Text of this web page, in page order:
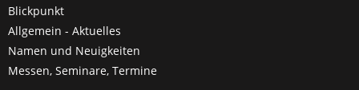
Blickpunkt
Allgemein - Aktuelles
Namen und Neuigkeiten
Messen, Seminare, Termine